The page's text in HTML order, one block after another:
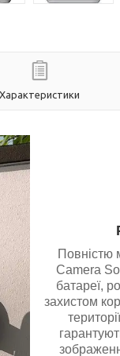
Характеристики
Повністю
Camera
батареї,
захистом